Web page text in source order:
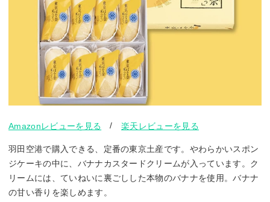
Amazonレビューを見る /楽天レビューを見る
羽田空港で購入できる、定番の東京土産です。やわらかいスポン
ジケーキの中に、バナナカスタードクリームが入っています。ク
リームには、ていねいに裏ごしした本物のバナナを使用。バナナ
の甘い香りを楽しめます。